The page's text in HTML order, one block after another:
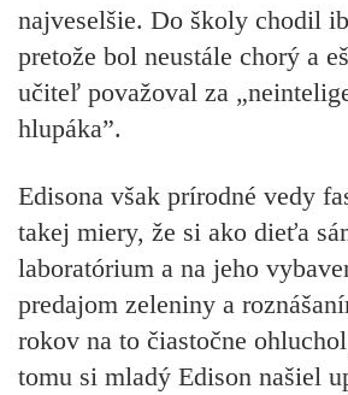
najveselšie. Do školy chodil
pretože bol neustále chorý a
učiteľ považoval za
hlupáka”.
Edisona však prírodné vedy
takej miery, že si ako dieťa
laboratórium a na jeho
predajom zeleniny a
rokov na to čiastočne ohluchol
tomu si mladý Edison našiel